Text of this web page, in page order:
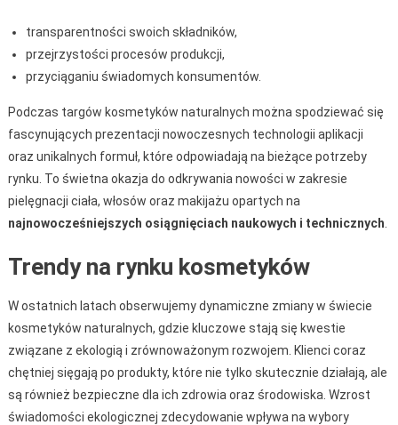
transparentności swoich składników,
przejrzystości procesów produkcji,
przyciąganiu świadomych konsumentów.
Podczas targów kosmetyków naturalnych można spodziewać się
fascynujących prezentacji nowoczesnych technologii aplikacji
oraz unikalnych formuł, które odpowiadają na bieżące potrzeby
rynku. To świetna okazja do odkrywania nowości w zakresie
pielęgnacji ciała, włosów oraz makijażu opartych na
najnowocześniejszych osiągnięciach naukowych i technicznych
Trendy na rynku kosmetyków
W ostatnich latach obserwujemy dynamiczne zmiany w świecie
kosmetyków naturalnych, gdzie kluczowe stają się kwestie
związane z ekologią i zrównoważonym rozwojem. Klienci coraz
chętniej sięgają po produkty, które nie tylko skutecznie działają, ale
są również bezpieczne dla ich zdrowia oraz środowiska. Wzrost
świadomości ekologicznej zdecydowanie wpływa na wybory